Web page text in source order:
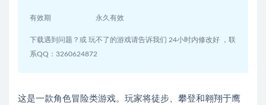
有效期 永久有效
下载遇到问题？或 玩不了的游戏请告诉我们 24小时内修改好 ，联
系QQ：3260624872
这是一款角色冒险类游戏。玩家将徒步、攀登和翱翔于鹰